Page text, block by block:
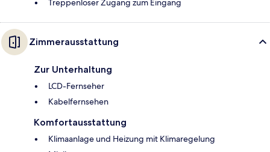
Treppenloser Zugang zum Eingang
Zimmerausstattung
Zur Unterhaltung
LCD-Fernseher
Kabelfernsehen
Komfortausstattung
Klimaanlage und Heizung mit Klimaregelung